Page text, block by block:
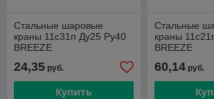
Стальные шаровые
краны 11с31п Ду25 Ру40
BREEZE
24,35 руб.
Купить
Стальные
краны
BREEZE
60,14руб.